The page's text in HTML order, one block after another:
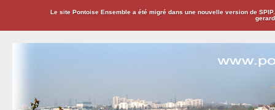
Le site Pontoise Ensemble a été migré dans une nouvelle version de